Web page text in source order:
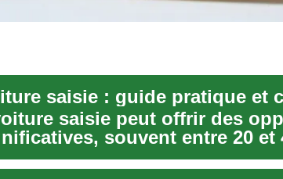
saisie : guide pratique et
saisie peut offrir des
souvent entre 20 et